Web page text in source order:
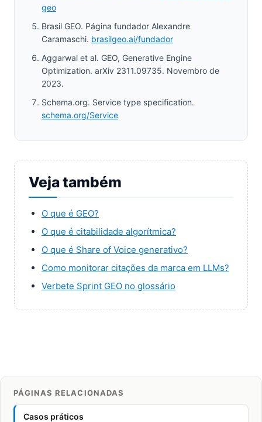
geo
Brasil GEO. Página fundador Alexandre
Caramaschi. brasilgeo.ai/fundador
Aggarwal et al. GEO, Generative Engine
Optimization. arXiv 2311.09735. Novembro de
2023.
Schema.org. Service type specification.
schema.org/Service
Veja também
O que é GEO?
O que é citabilidade algorítmica?
O que é Share of Voice generativo?
Como monitorar citações da marca em LLMs?
Verbete Sprint GEO no glossário
PÁGINAS RELACIONADAS
Casos práticos